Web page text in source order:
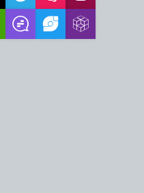
هزار زائر در مراسم جاماندگان
انتقاد روزنامه‌نگار
تراوالیو،…
حسین(ع) هرگز در
اربعین
نیجریه